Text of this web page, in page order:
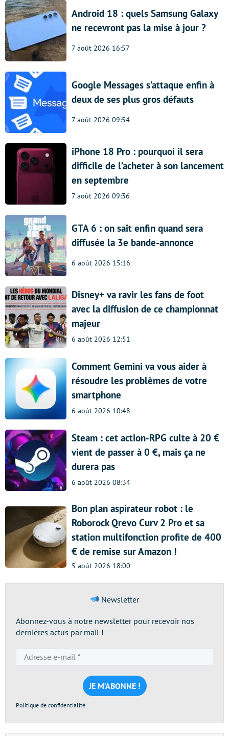
Android 18 : quels Samsung Galaxy
ne recevront pas la mise à jour ?
7 août 2026 16:57
Google Messages s’attaque enfin à
deux de ses plus gros défauts
7 août 2026 09:54
iPhone 18 Pro : pourquoi il sera
difficile de l’acheter à son lancement
en septembre
7 août 2026 09:36
GTA 6 : on sait enfin quand sera
diffusée la 3e bande-annonce
6 août 2026 15:16
Disney+ va ravir les fans de foot
avec la diffusion de ce championnat
majeur
6 août 2026 12:51
Comment Gemini va vous aider à
résoudre les problèmes de votre
smartphone
6 août 2026 10:48
Steam : cet action-RPG culte à 20 €
vient de passer à 0 €, mais ça ne
durera pas
6 août 2026 08:34
Bon plan aspirateur robot : le
Roborock Qrevo Curv 2 Pro et sa
station multifonction profite de 400
€ de remise sur Amazon !
5 août 2026 18:00
Newsletter
Abonnez-vous à notre newsletter pour recevoir nos
dernières actus par mail !
e-
mail
*
Politique de confidentialité